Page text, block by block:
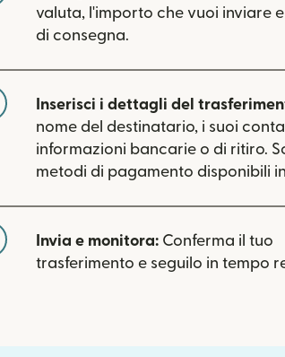
valuta, l'importo che vuoi inviare
di consegna.
Inserisci i dettagli del
nome del destinatario, i suoi
informazioni bancarie o di ritiro.
metodi di pagamento disponibili
Invia e monitora: Conferma il tuo
trasferimento e seguilo in tempo